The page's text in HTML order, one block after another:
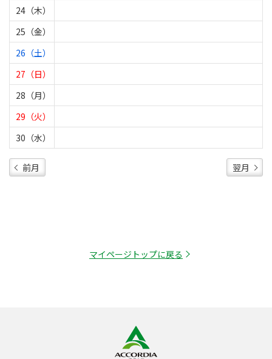
24（木）
25（金）
26（土）
27（日）
28（月）
29（火）
30（水）
前月 翌月
マイページトップに戻る